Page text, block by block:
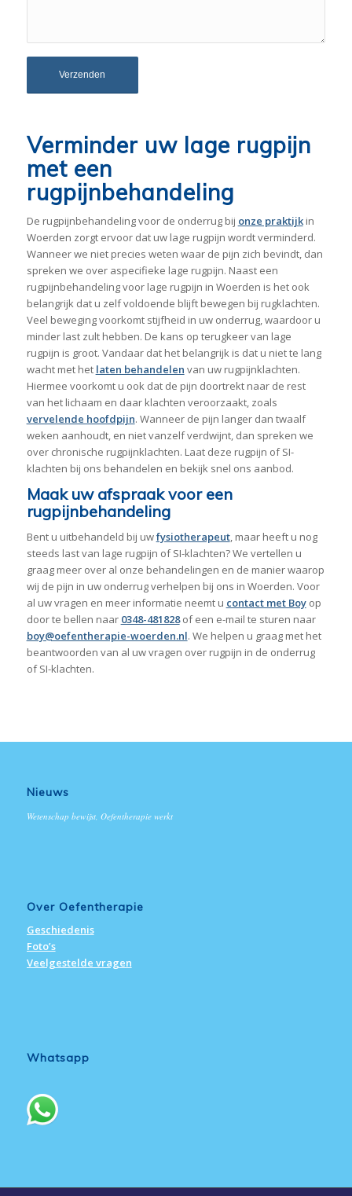
Verminder uw lage rugpijn
met een
rugpijnbehandeling
De rugpijnbehandeling voor de onderrug bij onze praktijkin
Woerden zorgt ervoor dat uw lage rugpijn wordt verminderd.
Wanneer we niet precies weten waar de pijn zich bevindt, dan
spreken we over aspecifieke lage rugpijn. Naast een
rugpijnbehandeling voor lage rugpijn in Woerden is het ook
belangrijk dat u zelf voldoende blijft bewegen bij rugklachten.
Veel beweging voorkomt stijfheid in uw onderrug, waardoor u
minder last zult hebben. De kans op terugkeer van lage
rugpijn is groot. Vandaar dat het belangrijk is dat u niet te lang
wacht met het laten behandelen van uw rugpijnklachten.
Hiermee voorkomt u ook dat de pijn doortrekt naar de rest
van het lichaam en daar klachten veroorzaakt, zoals
vervelende hoofdpijn. Wanneer de pijn langer dan twaalf
weken aanhoudt, en niet vanzelf verdwijnt, dan spreken we
over chronische rugpijnklachten. Laat deze rugpijn of SI-
klachten bij ons behandelen en bekijk snel ons aanbod.
Maak uw afspraak voor een
rugpijnbehandeling
Bent u uitbehandeld bij uwfysiotherapeut, maar heeft u nog
steeds last van lage rugpijn of SI-klachten? We vertellen u
graag meer over al onze behandelingen en de manier waarop
wij de pijn in uw onderrug verhelpen bij ons in Woerden. Voor
al uw vragen en meer informatie neemt u contact met Boyop
door te bellen naar 0348-481828of een e-mail te sturen naar
boy@oefentherapie-woerden.nl. We helpen u graag met het
beantwoorden van al uw vragen over rugpijn in de onderrug
of SI-klachten.
Nieuws
Wetenschap bewijst, Oefentherapie werkt
Over Oefentherapie
Geschiedenis
Foto’s
Veelgestelde vragen
Whatsapp